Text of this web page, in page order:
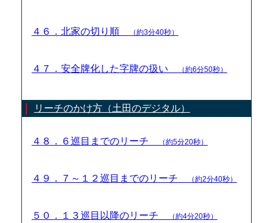
４６．北家の切り順 （約3分40秒）
４７．安全牌化した字牌の扱い （約6分50秒）
リーチのかけ方（土田のデジタル）
４８．６巡目までのリーチ （約5分20秒）
４９．７～１２巡目までのリーチ （約2分40秒）
５０．１３巡目以降のリーチ （約4分20秒）